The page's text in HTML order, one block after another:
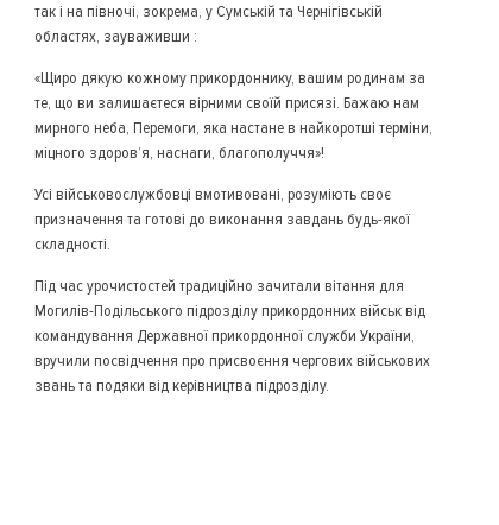
так і на півночі, зокрема, у Сумській та Чернігівській
областях, зауваживши :
«Щиро дякую кожному прикордоннику, вашим родинам за
те, що ви залишаєтеся вірними своїй присязі. Бажаю нам
мирного неба, Перемоги, яка настане в найкоротші терміни,
міцного здоров’я, наснаги, благополуччя»!
Усі військовослужбовці вмотивовані, розуміють своє
призначення та готові до виконання завдань будь-якої
складності.
Під час урочистостей традиційно зачитали вітання для
Могилів-Подільського підрозділу прикордонних військ від
командування Державної прикордонної служби України,
вручили посвідчення про присвоєння чергових військових
звань та подяки від керівництва підрозділу.